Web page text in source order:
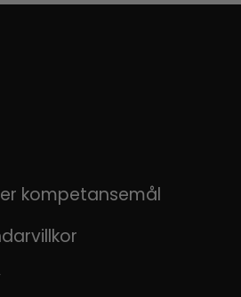
kompetansemål